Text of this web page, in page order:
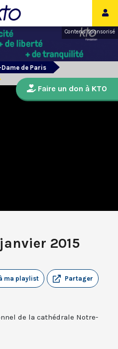
Contenu sponsorisé
de Paris
2015
Partager
ma playlist
de la cathédrale Notre-
Faire un don à KTO